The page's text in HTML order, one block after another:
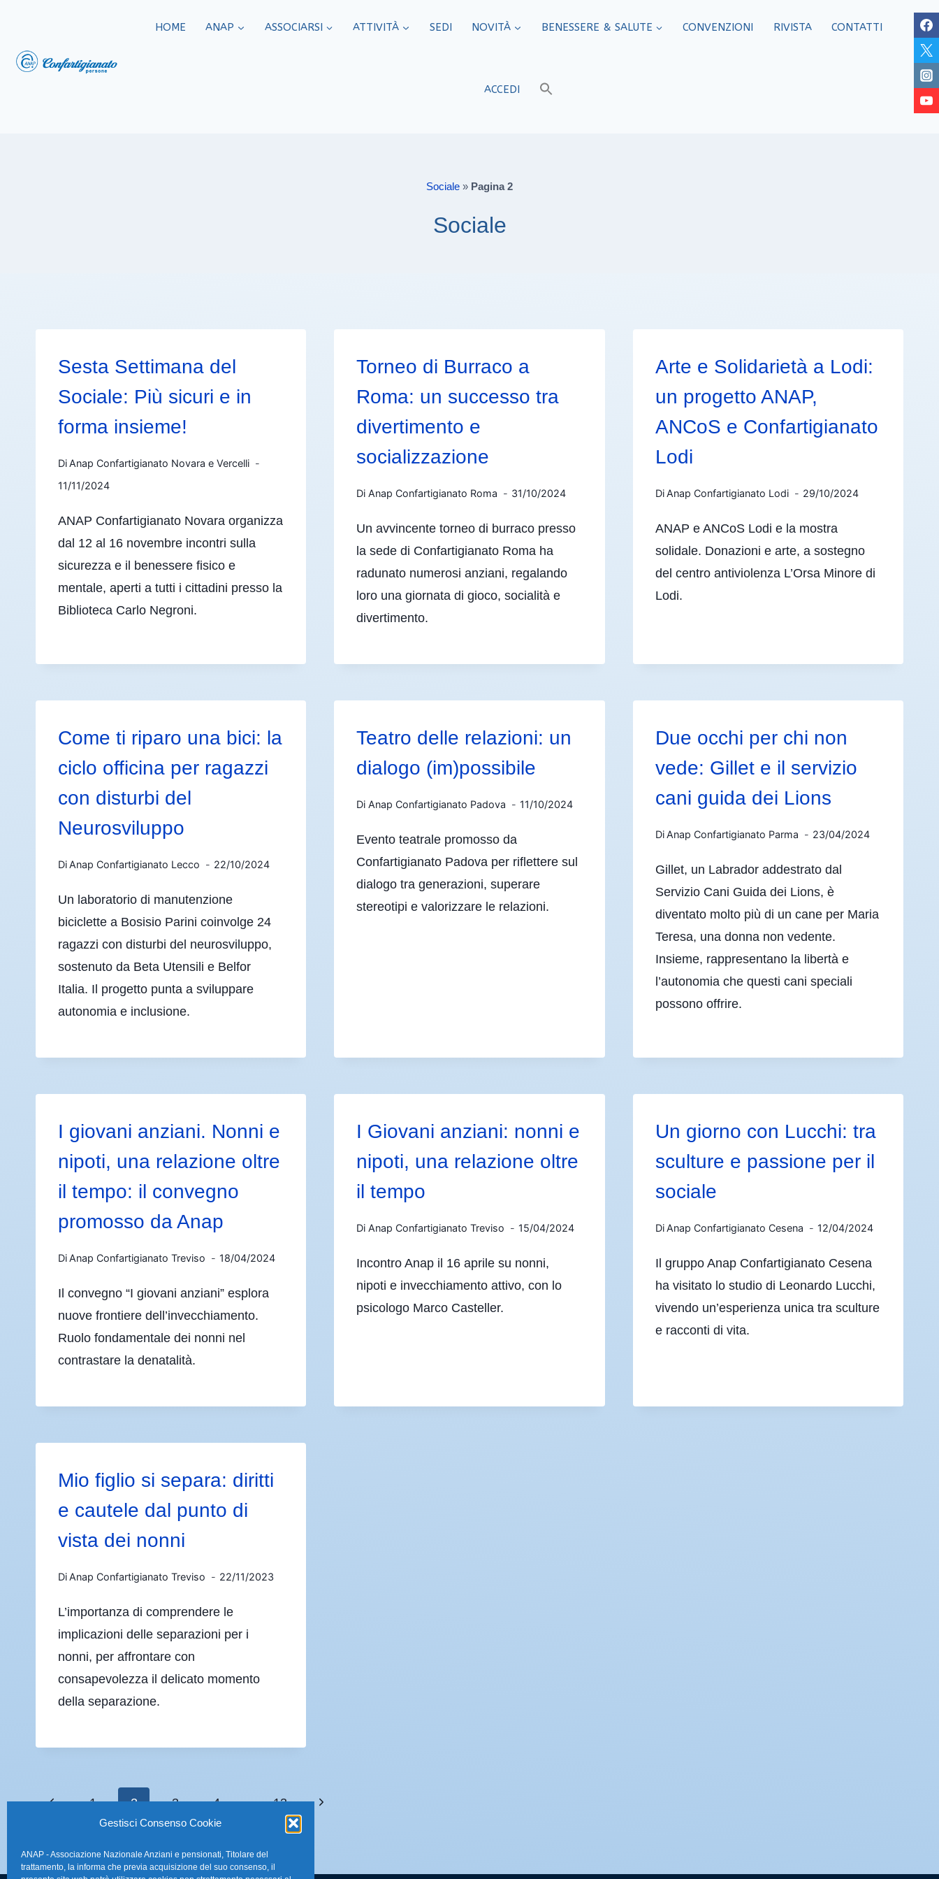
Gestisci Consenso Cookie
ANAP - Associazione Nazionale Anziani e pensionati, Titolare del
trattamento, la informa che previa acquisizione del suo consenso, il
HOME ANAP ASSOCIARSI ATTIVITÀ SEDI​ NOVITÀ BENESSERE & SALUTE CONVENZIONI RIVISTA CONTATTI
ACCEDI
Sociale » Pagina 2
Sociale
Sesta Settimana del
Sociale: Più sicuri e in
forma insieme!
DiAnap Confartigianato Novara e Vercelli
11/11/2024
ANAP Confartigianato Novara organizza
dal 12 al 16 novembre incontri sulla
sicurezza e il benessere fisico e
mentale, aperti a tutti i cittadini presso la
Biblioteca Carlo Negroni.
Torneo di Burraco a
Roma: un successo tra
divertimento e
socializzazione
Di Anap Confartigianato Roma 31/10/2024
Un avvincente torneo di burraco presso
la sede di Confartigianato Roma ha
radunato numerosi anziani, regalando
loro una giornata di gioco, socialità e
divertimento.
Arte e Solidarietà a Lodi:
un progetto ANAP,
ANCoS e Confartigianato
Lodi
DiAnap Confartigianato Lodi 29/10/2024
ANAP e ANCoS Lodi e la mostra
solidale. Donazioni e arte, a sostegno
del centro antiviolenza L’Orsa Minore di
Lodi.
Come ti riparo una bici: la
ciclo officina per ragazzi
con disturbi del
Neurosviluppo
DiAnap Confartigianato Lecco 22/10/2024
Un laboratorio di manutenzione
biciclette a Bosisio Parini coinvolge 24
ragazzi con disturbi del neurosviluppo,
sostenuto da Beta Utensili e Belfor
Italia. Il progetto punta a sviluppare
autonomia e inclusione.
Teatro delle relazioni: un
dialogo (im)possibile
Di Anap Confartigianato Padova 11/10/2024
Evento teatrale promosso da
Confartigianato Padova per riflettere sul
dialogo tra generazioni, superare
stereotipi e valorizzare le relazioni.
Due occhi per chi non
vede: Gillet e il servizio
cani guida dei Lions
DiAnap Confartigianato Parma 23/04/2024
Gillet, un Labrador addestrato dal
Servizio Cani Guida dei Lions, è
diventato molto più di un cane per Maria
Teresa, una donna non vedente.
Insieme, rappresentano la libertà e
l’autonomia che questi cani speciali
possono offrire.
I giovani anziani. Nonni e
nipoti, una relazione oltre
il tempo: il convegno
promosso da Anap
DiAnap Confartigianato Treviso 18/04/2024
Il convegno “I giovani anziani” esplora
nuove frontiere dell’invecchiamento.
Ruolo fondamentale dei nonni nel
contrastare la denatalità.
I Giovani anziani: nonni e
nipoti, una relazione oltre
il tempo
Di Anap Confartigianato Treviso 15/04/2024
Incontro Anap il 16 aprile su nonni,
nipoti e invecchiamento attivo, con lo
psicologo Marco Casteller.
Un giorno con Lucchi: tra
sculture e passione per il
sociale
DiAnap Confartigianato Cesena 12/04/2024
Il gruppo Anap Confartigianato Cesena
ha visitato lo studio di Leonardo Lucchi,
vivendo un’esperienza unica tra sculture
e racconti di vita.
Mio figlio si separa: diritti
e cautele dal punto di
vista dei nonni
DiAnap Confartigianato Treviso 22/11/2023
L’importanza di comprendere le
implicazioni delle separazioni per i
nonni, per affrontare con
consapevolezza il delicato momento
della separazione.
1 2 3 4 … 13